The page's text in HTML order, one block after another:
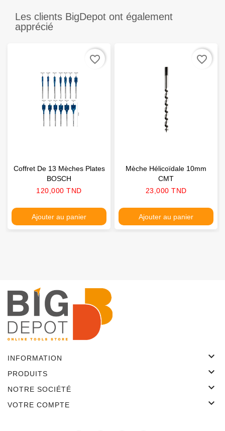
Les clients BigDepot ont également
apprécié
Coffret De 13 Mèches Plates
BOSCH
Prix
120,000 TND
Ajouter au panier
favorite_border
Mèche Hélicoïdale 10mm
CMT
Prix
23,000 TND
Ajouter au panier
favorite_border
INFORMATION 
PRODUITS 
NOTRE SOCIÉTÉ 
VOTRE COMPTE 